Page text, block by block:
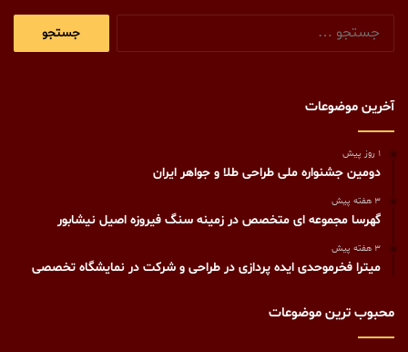
آخرین موضوعات
1 روز پیش
دومین جشنواره ملی طراحی طلا و جواهر ایران
3 هفته پیش
گهرسا مجموعه ای متخصص در زمینه سنگ فیروزه اصیل نیشابور
3 هفته پیش
میترا فخرموحدی ایده پردازی در طراحی و شرکت در نمایشگاه تخصصی
محبوب ترین موضوعات